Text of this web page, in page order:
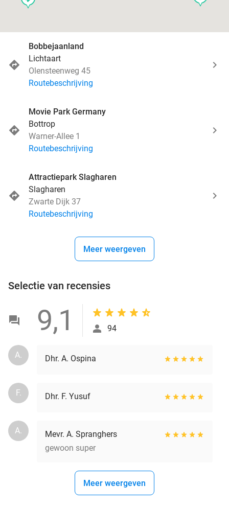
Bobbejaanland
Lichtaart
Olensteenweg 45
Routebeschrijving
Movie Park Germany
Bottrop
Warner-Allee 1
Routebeschrijving
Attractiepark Slagharen
Slagharen
Zwarte Dijk 37
Routebeschrijving
Meer weergeven
Selectie van recensies
9,1 94
A. Dhr. A. Ospina
F. Dhr. F. Yusuf
A.
Mevr. A. Spranghers
gewoon super
Meer weergeven